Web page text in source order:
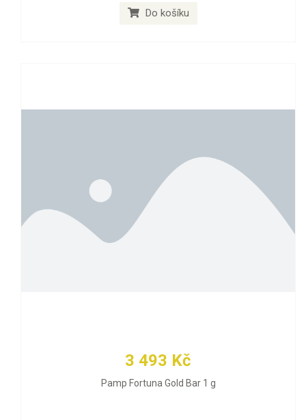
Do košíku
3 493 Kč
Pamp Fortuna Gold Bar 1 g